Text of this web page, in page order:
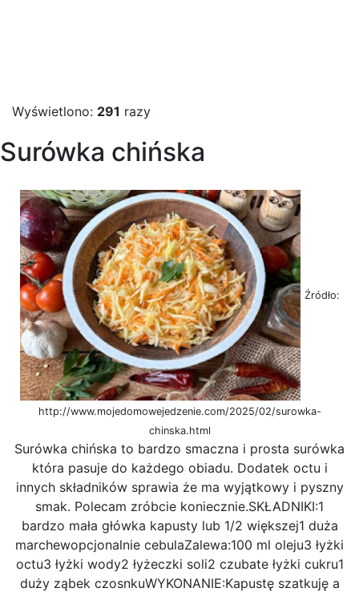
Wyświetlono: 291 razy
Surówka chińska
Źródło:
http://www.mojedomowejedzenie.com/2025/02/surowka-
chinska.html
Surówka chińska to bardzo smaczna i prosta surówka
która pasuje do każdego obiadu. Dodatek octu i
innych składników sprawia że ma wyjątkowy i pyszny
smak. Polecam zróbcie koniecznie.SKŁADNIKI:1
bardzo mała główka kapusty lub 1/2 większej1 duża
marchewopcjonalnie cebulaZalewa:100 ml oleju3 łyżki
octu3 łyżki wody2 łyżeczki soli2 czubate łyżki cukru1
duży ząbek czosnkuWYKONANIE:Kapustę szatkuję a